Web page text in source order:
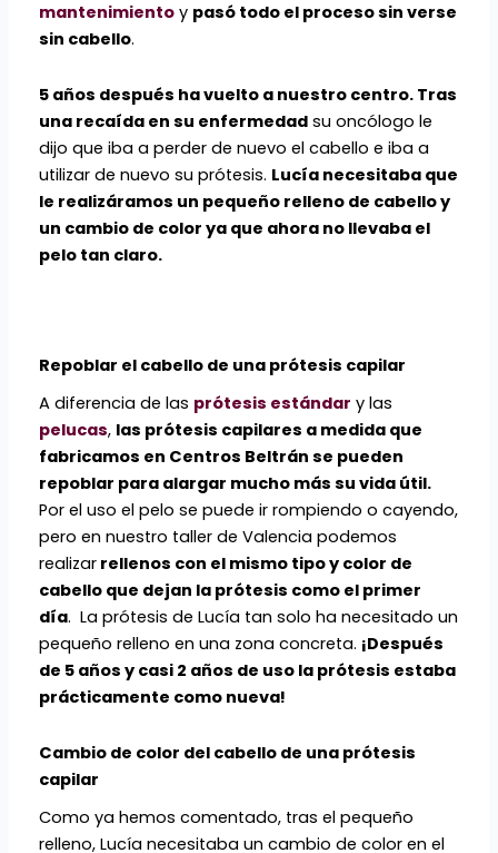
mantenimiento y pasó todo el proceso sin verse
sin cabello.
5 años después ha vuelto a nuestro centro. Tras
una recaída en su enfermedad su oncólogo le
dijo que iba a perder de nuevo el cabello e iba a
utilizar de nuevo su prótesis. Lucía necesitaba que
le realizáramos un pequeño relleno de cabello y
un cambio de color ya que ahora no llevaba el
pelo tan claro.
Repoblar el cabello de una prótesis capilar
A diferencia de las prótesis estándar y las
pelucas, las prótesis capilares a medida que
fabricamos en Centros Beltrán se pueden
repoblar para alargar mucho más su vida útil.
Por el uso el pelo se puede ir rompiendo o cayendo,
pero en nuestro taller de Valencia podemos
realizar rellenos con el mismo tipo y color de
cabello que dejan la prótesis como el primer
día. La prótesis de Lucía tan solo ha necesitado un
pequeño relleno en una zona concreta. ¡Después
de 5 años y casi 2 años de uso la prótesis estaba
prácticamente como nueva!
Cambio de color del cabello de una prótesis
capilar
Como ya hemos comentado, tras el pequeño
relleno, Lucía necesitaba un cambio de color en el